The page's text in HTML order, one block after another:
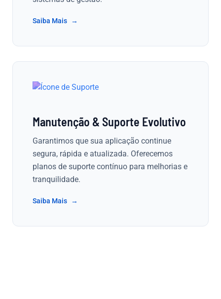
Saiba Mais
Manutenção & Suporte Evolutivo
Garantimos que sua aplicação continue
segura, rápida e atualizada. Oferecemos
planos de suporte contínuo para melhorias e
tranquilidade.
Saiba Mais